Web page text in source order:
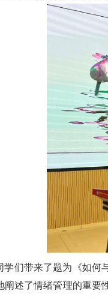
学们带来了题为《如
述了情绪管理的重